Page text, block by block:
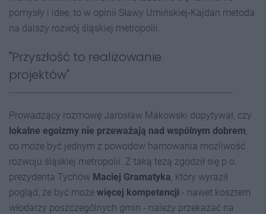
pomysły i idee, to w opinii Sławy Umińskiej-Kajdan metoda
na dalszy rozwój śląskiej metropolii.
"Przyszłość to realizowanie
projektów"
Prowadzący rozmowę Jarosław Makowski dopytywał, czy
lokalne egoizmy nie przeważają nad wspólnym dobrem,
co może być jednym z powodów hamowania możliwość
rozwoju śląskiej metropolii. Z taką tezą zgodził się p.o.
prezydenta Tychów Maciej Gramatyka, który wyraził
pogląd, że być może więcej kompetencji - nawet kosztem
włodarzy poszczególnych gmin - należy przekazać na